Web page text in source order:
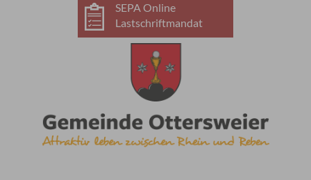
SEPA Online
Lastschriftmandat